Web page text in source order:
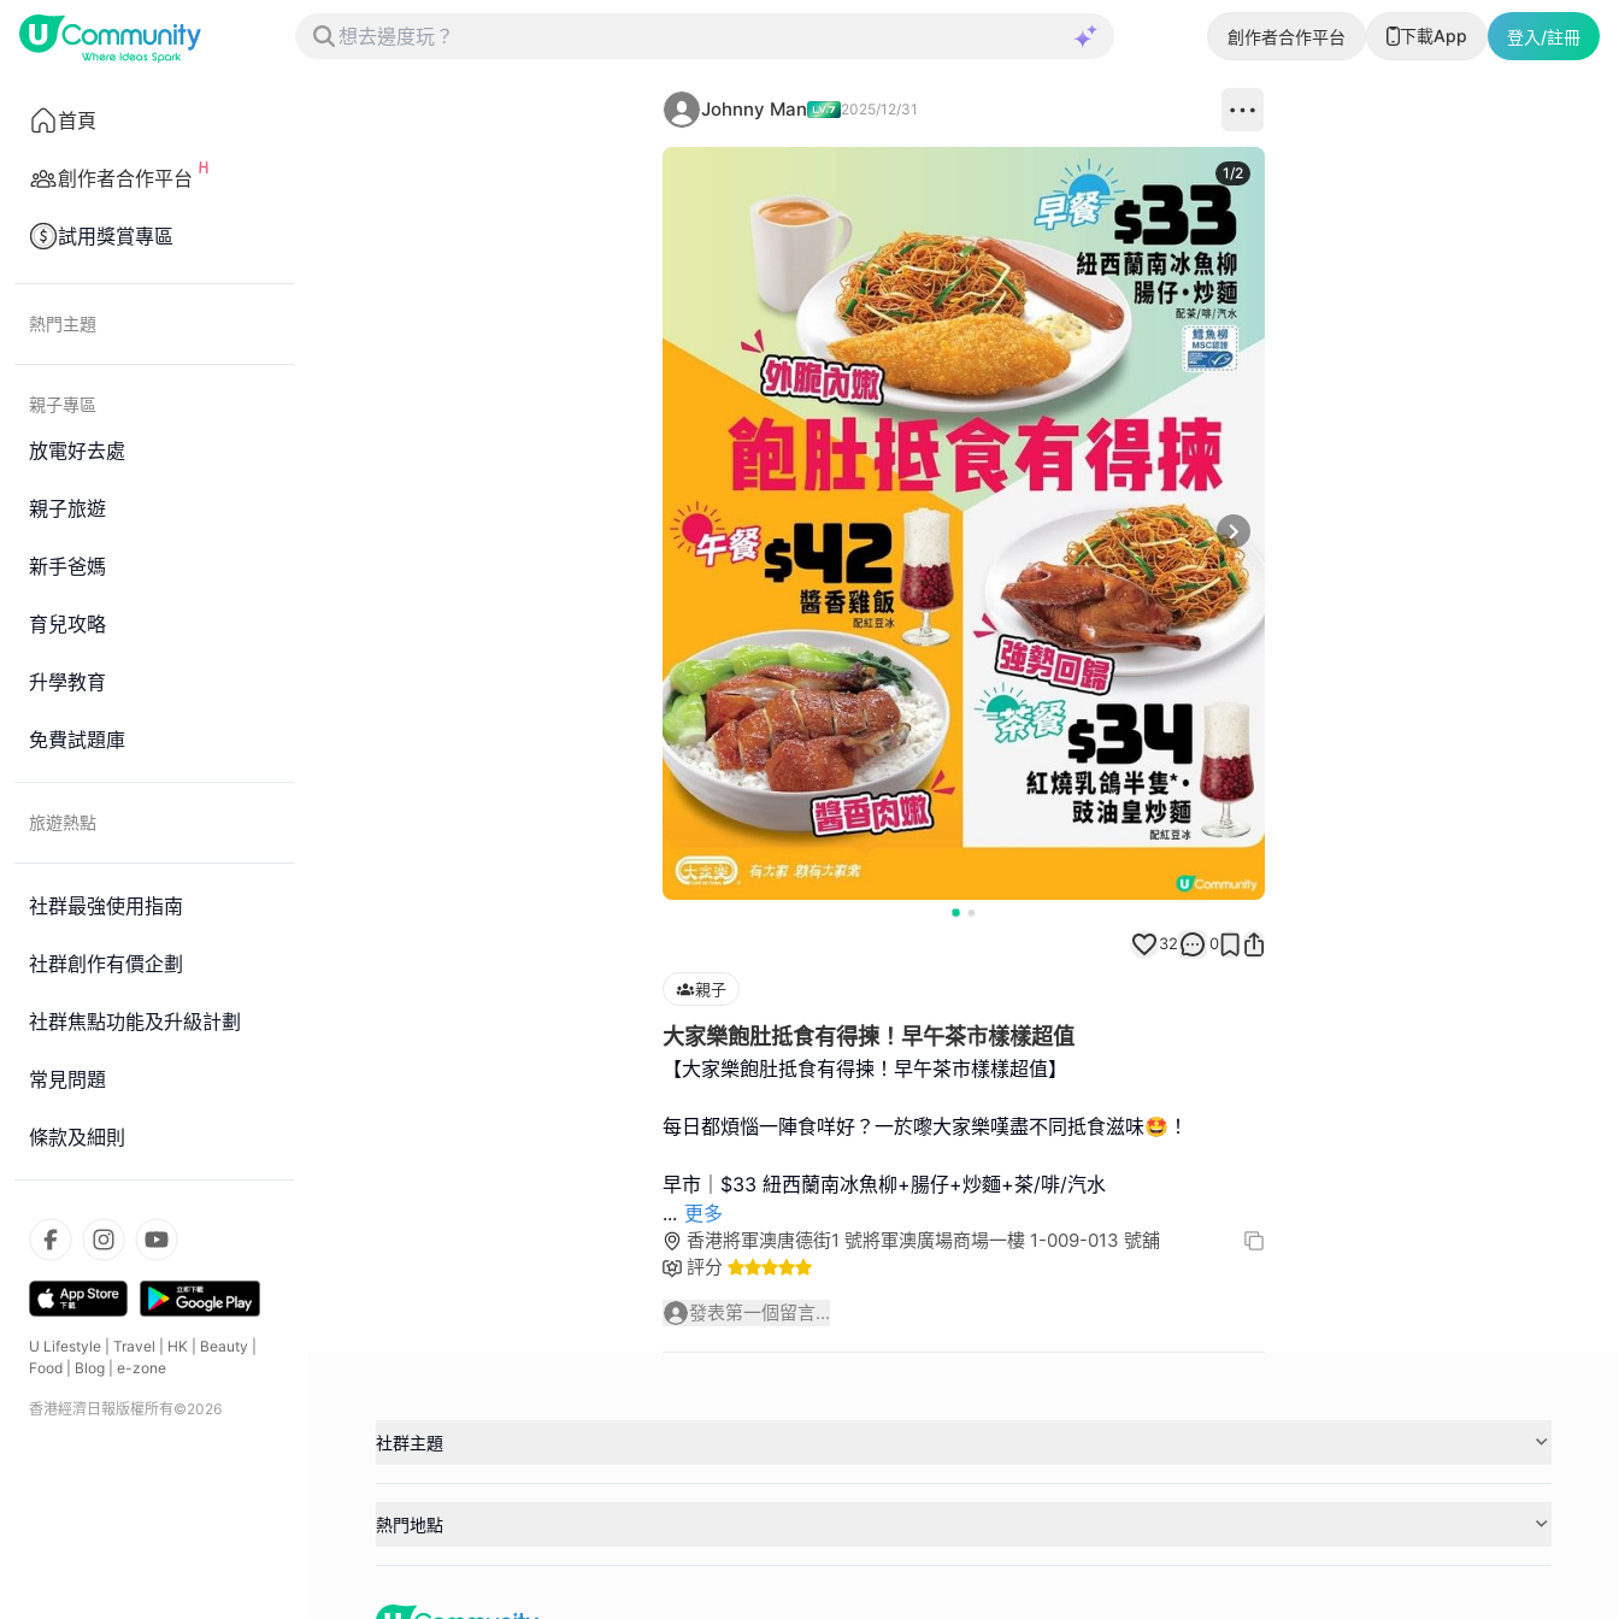
創作者合作平台 下載App 登入/註冊
首頁
創作者合作平台
試用獎賞專區
熱門主題
親子專區
放電好去處
親子旅遊
新手爸媽
育兒攻略
升學教育
免費試題庫
旅遊熱點
社群最強使用指南
社群創作有價企劃
社群焦點功能及升級計劃
常見問題
條款及細則
U Lifestyle Travel HK Beauty
Food
Blog e-zone
香港經濟日報版權所有©2026
Johnny Man 2025/12/31
Next slide
1/2
32 0
親子
大家樂飽肚抵食有得揀！早午茶市樣樣超值
【大家樂飽肚抵食有得揀！早午茶市樣樣超值】
每日都煩惱一陣食咩好？一於嚟大家樂嘆盡不同抵食滋味🤩！
... 更多
香港將軍澳唐德街1 號將軍澳廣場商場一樓 1-009-013 號舖
評分
發表第一個留言...
社群主題
熱門地點